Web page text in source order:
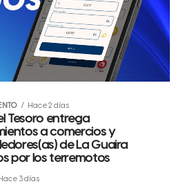
Hace 2 días
Tesoro entrega
a comercios y
de La Guaira
por los terremotos
Hace 3 días